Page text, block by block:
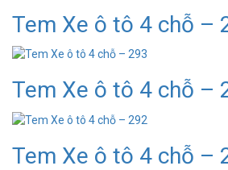
Tem Xe ô tô 4 chỗ –
Tem Xe ô tô 4 chỗ –
Tem Xe ô tô 4 chỗ –